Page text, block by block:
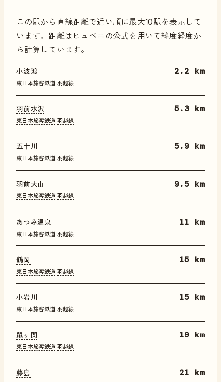
この駅から直線距離で近い順に最大10駅を表示して
います。距離はヒュベニの公式を用いて緯度経度か
ら計算しています。
小波渡
東日本旅客鉄道 羽越線
2.2 km
羽前水沢
東日本旅客鉄道 羽越線
5.3 km
五十川
東日本旅客鉄道 羽越線
5.9 km
羽前大山
東日本旅客鉄道 羽越線
9.5 km
あつみ温泉
東日本旅客鉄道 羽越線
11 km
鶴岡
東日本旅客鉄道 羽越線
15 km
小岩川
東日本旅客鉄道 羽越線
15 km
鼠ヶ関
東日本旅客鉄道 羽越線
19 km
藤島 21 km